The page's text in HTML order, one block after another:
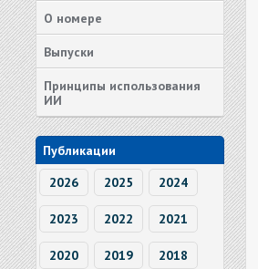
О номере
Выпуски
Принципы использования
ИИ
Публикации
2026
2025 2024
2023 2022 2021
2020 2019 2018